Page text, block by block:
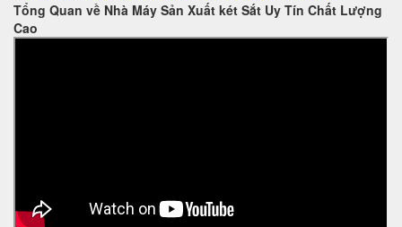
Tổng Quan về Nhà Máy Sản Xuất két Sắt Uy Tín Chất Lượng
Cao